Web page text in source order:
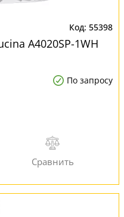
55398
A4020SP-1WH
По запросу